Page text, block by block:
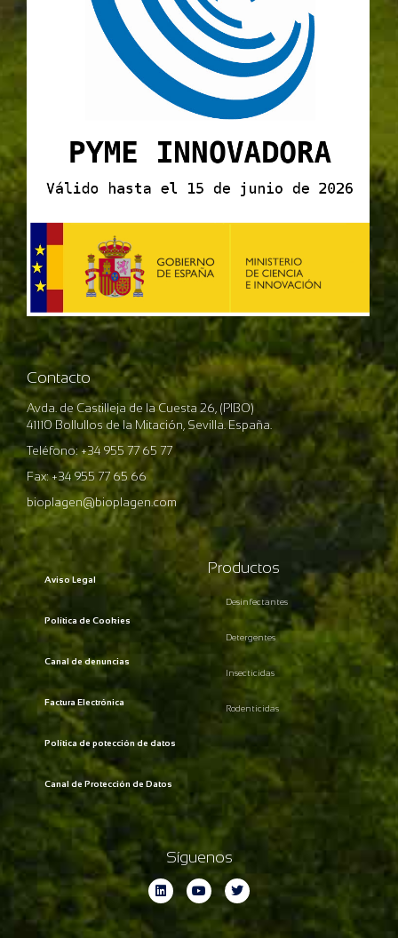
Contacto
Avda. de Castilleja de la Cuesta 26, (PIBO)
41110 Bollullos de la Mitación, Sevilla. España.
Teléfono: +34 955 77 65 77
Fax: +34 955 77 65 66
bioplagen@bioplagen.com
Aviso Legal
Política de Cookies
Canal de denuncias
Factura Electrónica
Política de potección de datos
Canal de Protección de Datos
Productos
Desinfectantes
Detergentes
Insecticidas
Rodenticidas
Síguenos